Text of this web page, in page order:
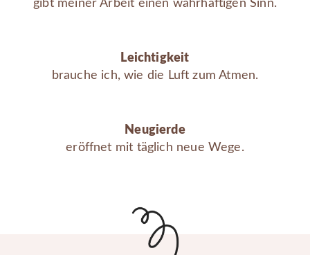
gibt meiner Arbeit einen wahrhaftigen Sinn.
Leichtigkeit
brauche ich, wie die Luft zum Atmen.
Neugierde
eröffnet mit täglich neue Wege.